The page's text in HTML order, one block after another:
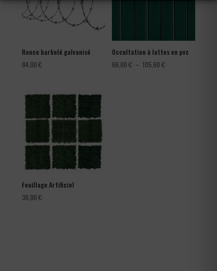
Ronce barbelé galvanisé
84,00€
Occultation à lattes en pvc
66,00€ – 105,60€
Feuillage Artificiel
36,00€